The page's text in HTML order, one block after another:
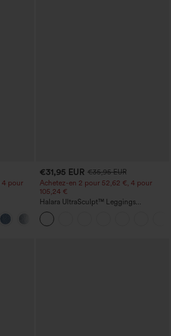
4 pour
€31,95 EUR €35,95 EUR
Achetez-en 2 pour 52,62 €, 4 pour
105,24 €
Halara UltraSculpt™ Leggings
d'entraînement sculptants taille haute,
effet ventre plat, avec poche